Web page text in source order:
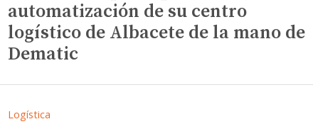
automatización de su centro
logístico de Albacete de la mano de
Dematic
Logística